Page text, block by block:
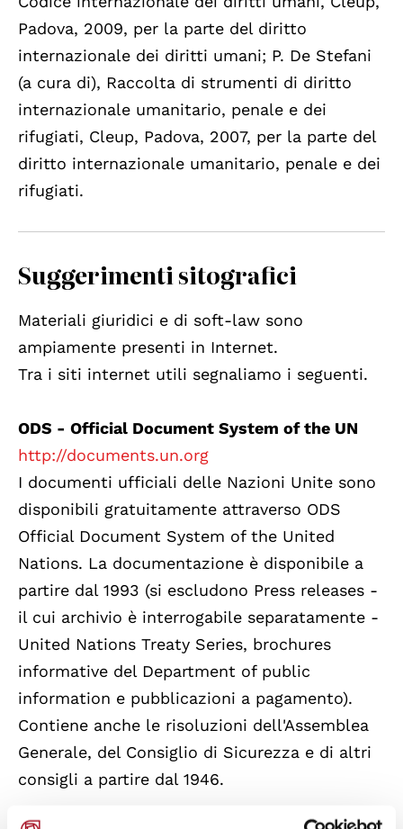
Padova, 2009, per la parte del diritto
internazionale dei diritti umani; P. De Stefani
(a cura di), Raccolta di strumenti di diritto
internazionale umanitario, penale e dei
rifugiati, Cleup, Padova, 2007, per la parte del
diritto internazionale umanitario, penale e dei
rifugiati.
Suggerimenti sitografici
Materiali giuridici e di soft-law sono
ampiamente presenti in Internet.
Tra i siti internet utili segnaliamo i seguenti.
ODS - Official Document System of the UN
http://documents.un.org
I documenti ufficiali delle Nazioni Unite sono
disponibili gratuitamente attraverso ODS
Official Document System of the United
Nations. La documentazione è disponibile a
partire dal 1993 (si escludono Press releases -
il cui archivio è interrogabile separatamente -
United Nations Treaty Series, brochures
informative del Department of public
information e pubblicazioni a pagamento).
Contiene anche le risoluzioni dell'Assemblea
Generale, del Consiglio di Sicurezza e di altri
consigli a partire dal 1946.